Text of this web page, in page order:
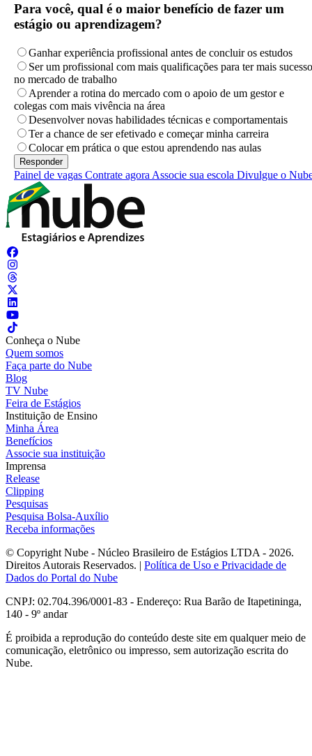
Para você, qual é o maior benefício de fazer um
estágio ou aprendizagem?
Ganhar experiência profissional antes de concluir os estudos
Ser um profissional com mais qualificações para ter mais sucesso
no mercado de trabalho
Aprender a rotina do mercado com o apoio de um gestor e
colegas com mais vivência na área
Desenvolver novas habilidades técnicas e comportamentais
Ter a chance de ser efetivado e começar minha carreira
Colocar em prática o que estou aprendendo nas aulas
Painel de vagas Contrate agora Associe sua escola Divulgue o
Conheça o Nube
Quem somos
Faça parte do Nube
Blog
TV Nube
Feira de Estágios
Instituição de Ensino
Minha Área
Benefícios
Associe sua instituição
Imprensa
Release
Clipping
Pesquisas
Pesquisa Bolsa-Auxílio
Receba informações
© Copyright Nube - Núcleo Brasileiro de Estágios LTDA - 2026.
Direitos Autorais Reservados. | Política de Uso e Privacidade de
Dados do Portal do Nube
CNPJ: 02.704.396/0001-83 - Endereço: Rua Barão de Itapetininga,
140 - 9º andar
É proibida a reprodução do conteúdo deste site em qualquer meio de
comunicação, eletrônico ou impresso, sem autorização escrita do
Nube.